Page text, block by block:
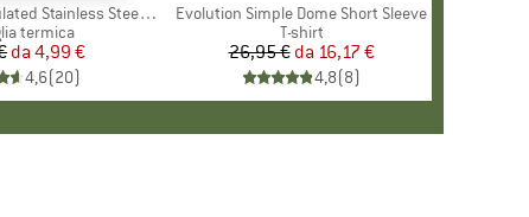
Steel Bottle 500
di prodotti
termica
Prezzo
Prezzo ridotto
da 4,99 €
4,6(20)
Articolo
Evolution Simple Dome Short Sleeve
Gruppo di prodotti
T-shirt
Prezzo
26,95 € Prezzo ridotto
da 16,17 €
4,8(8)